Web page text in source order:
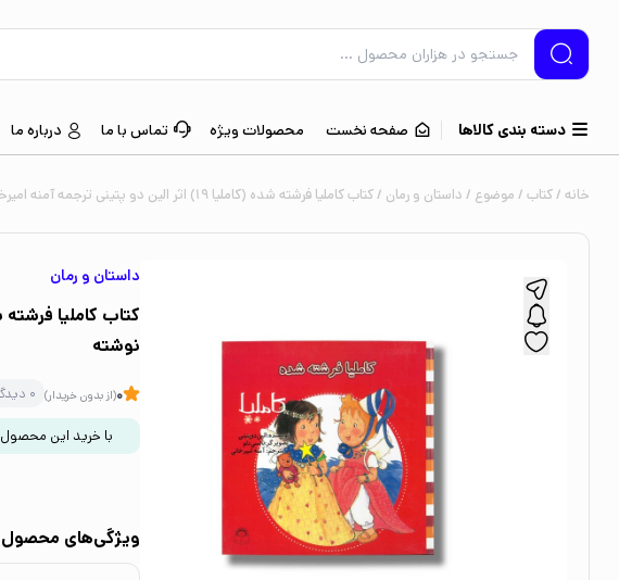
دسته بندی کالاها صفحه نخست محصولات ویژه تماس با ما درباره ما
خانه/کتاب/ موضوع / داستان و رمان / کتاب کاملیا فرشته شده (کاملیا 19) اثر الین دو پتینی ترجمه آمنه امیرخانی نشر نوشته
داستان و رمان
نوشته
0(از بدون خریدار) 0 دیدگاه
با خرید این محصول
ویژگی‌های محصول